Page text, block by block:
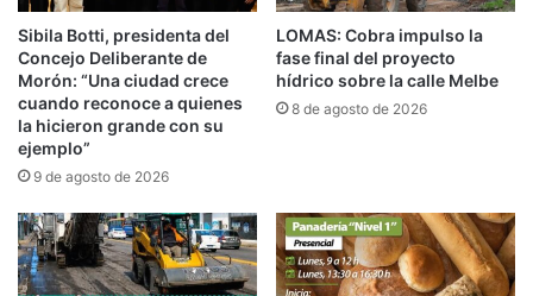
Por otra parte, niñas y niños del Centro de
Promoción Integral de las Infancias Nº 3
visitaron el Parque Solar Diego Armando
Maradona, ubicado en Fiorito. Allí realizaron una
recorrida junto a docentes y conocieron el
funcionamiento de la energía solar, además de
incorporar herramientas vinculadas al cuidado
del ambiente.
Sibila Botti, presidenta del
Concejo Deliberante de
Morón: “Una ciudad crece
cuando reconoce a quienes
la hicieron grande con su
ejemplo”
9 de agosto de 2026
LOMAS: Cobra impulso la
fase final del proyecto
hídrico sobre la calle Melbe
8 de agosto de 2026